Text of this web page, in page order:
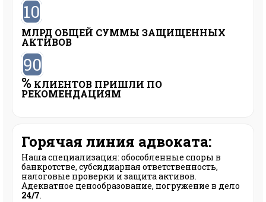
10
МЛРД ОБЩЕЙ СУММЫ ЗАЩИЩЕННЫХ
АКТИВОВ
90
% КЛИЕНТОВ ПРИШЛИ ПО
РЕКОМЕНДАЦИЯМ
Горячая линия адвоката:
Наша специализация: обособленные споры в
банкротстве, субсидиарная ответственность,
налоговые проверки и защита активов.
Адекватное ценообразование, погружение в дело
24/7.